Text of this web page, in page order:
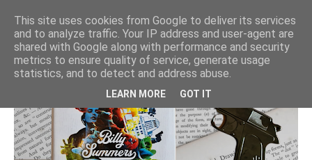
STEPHEN KING
This site uses cookies from Google to deliver its services
and to analyze traffic. Your IP address and user-agent are
shared with Google along with performance and security
metrics to ensure quality of service, generate usage
statistics, and to detect and address abuse.
LEARN MORE GOT IT